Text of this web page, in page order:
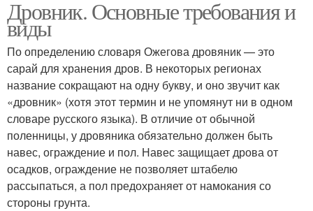
Дровник. Основные требования и
виды
По определению словаря Ожегова дровяник — это
сарай для хранения дров. В некоторых регионах
название сокращают на одну букву, и оно звучит как
«дровник» (хотя этот термин и не упомянут ни в одном
словаре русского языка). В отличие от обычной
поленницы, у дровяника обязательно должен быть
навес, ограждение и пол. Навес защищает дрова от
осадков, ограждение не позволяет штабелю
рассыпаться, а пол предохраняет от намокания со
стороны грунта.